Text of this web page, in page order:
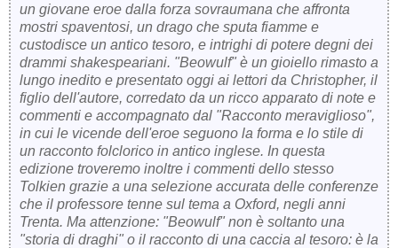
un giovane eroe dalla forza sovraumana che affronta
mostri spaventosi, un drago che sputa fiamme e
custodisce un antico tesoro, e intrighi di potere degni dei
drammi shakespeariani. "Beowulf" è un gioiello rimasto a
lungo inedito e presentato oggi ai lettori da Christopher, il
figlio dell'autore, corredato da un ricco apparato di note e
commenti e accompagnato dal "Racconto meraviglioso",
in cui le vicende dell'eroe seguono la forma e lo stile di
un racconto folclorico in antico inglese. In questa
edizione troveremo inoltre i commenti dello stesso
Tolkien grazie a una selezione accurata delle conferenze
che il professore tenne sul tema a Oxford, negli anni
Trenta. Ma attenzione: "Beowulf" non è soltanto una
"storia di draghi" o il racconto di una caccia al tesoro: è la